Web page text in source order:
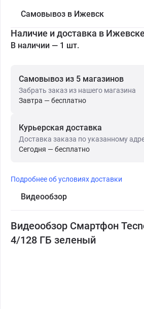
Самовывоз в Ижевск
Наличие и доставка в Ижевске
В наличии — 1 шт.
Самовывоз из 5 магазинов
Забрать заказ из нашего магазина
Завтра — бесплатно
Курьерская доставка
Доставка заказа по указанному
Сегодня — бесплатно
Подробнее об условиях доставки
Видеообзор
Видеообзор Смартфон
4/128 ГБ зеленый